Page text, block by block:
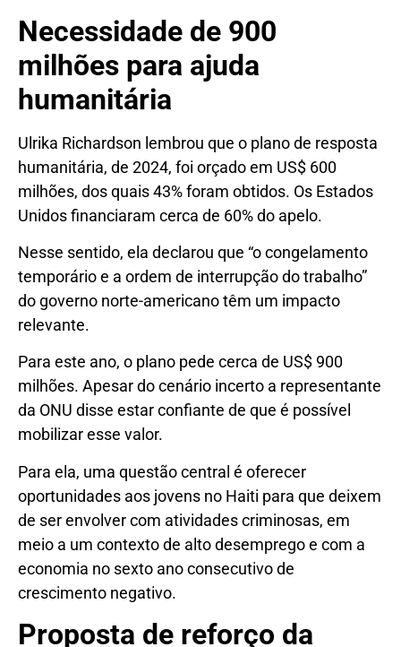
Necessidade de 900
milhões para ajuda
humanitária
Ulrika Richardson lembrou que o plano de resposta
humanitária, de 2024, foi orçado em US$ 600
milhões, dos quais 43% foram obtidos. Os Estados
Unidos financiaram cerca de 60% do apelo.
Nesse sentido, ela declarou que “o congelamento
temporário e a ordem de interrupção do trabalho”
do governo norte-americano têm um impacto
relevante.
Para este ano, o plano pede cerca de US$ 900
milhões. Apesar do cenário incerto a representante
da ONU disse estar confiante de que é possível
mobilizar esse valor.
Para ela, uma questão central é oferecer
oportunidades aos jovens no Haiti para que deixem
de ser envolver com atividades criminosas, em
meio a um contexto de alto desemprego e com a
economia no sexto ano consecutivo de
crescimento negativo.
Proposta de reforço da